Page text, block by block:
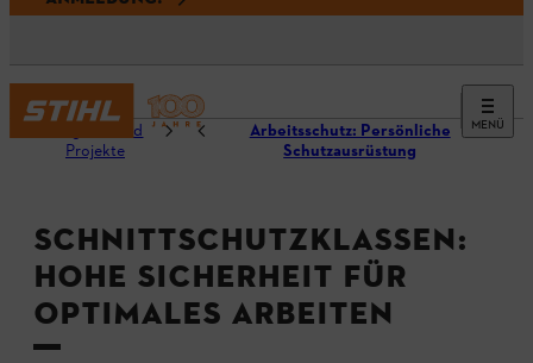
MENÜ
Ratgeber und
Projekte
Arbeitsschutz: Persönliche
Schutzausrüstung
SCHNITTSCHUTZKLASSEN:
HOHE SICHERHEIT FÜR
OPTIMALES ARBEITEN